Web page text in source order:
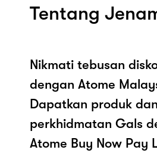
Tentang
Nikmati tebusan
dengan Atome
Dapatkan produk
perkhidmatan Gals
Atome Buy Now Pay